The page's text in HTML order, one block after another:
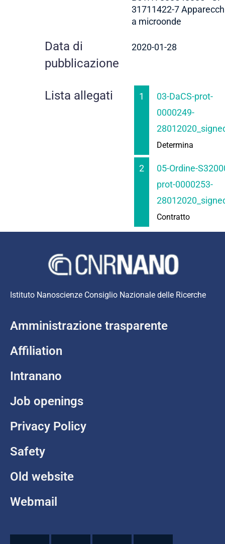
31711422-7
a microonde
Data di
pubblicazione
2020-01-28
Lista allegati 1
03-DaCS-prot-
0000249-
Determina
2
05-Ordine-
prot-0000253-
Contratto
Istituto Nanoscienze Consiglio Nazionale delle Ricerche
Amministrazione trasparente
Affiliation
Intranano
Job openings
Privacy Policy
Safety
Old website
Webmail